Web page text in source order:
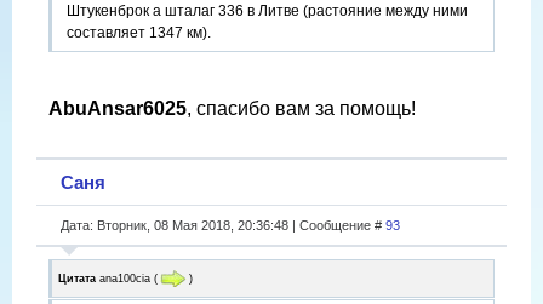
Штукенброк а шталаг 336 в Литве (растояние между ними
составляет 1347 км).
AbuAnsar6025, спасибо вам за помощь!
Саня
Дата: Вторник, 08 Мая 2018, 20:36:48 | Сообщение # 93
Цитата ana100cia ( )